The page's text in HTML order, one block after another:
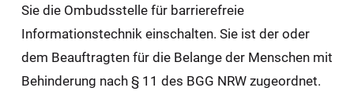
Sie die Ombudsstelle für barrierefreie
Informationstechnik einschalten. Sie ist der oder
dem Beauftragten für die Belange der Menschen mit
Behinderung nach § 11 des BGG NRW zugeordnet.